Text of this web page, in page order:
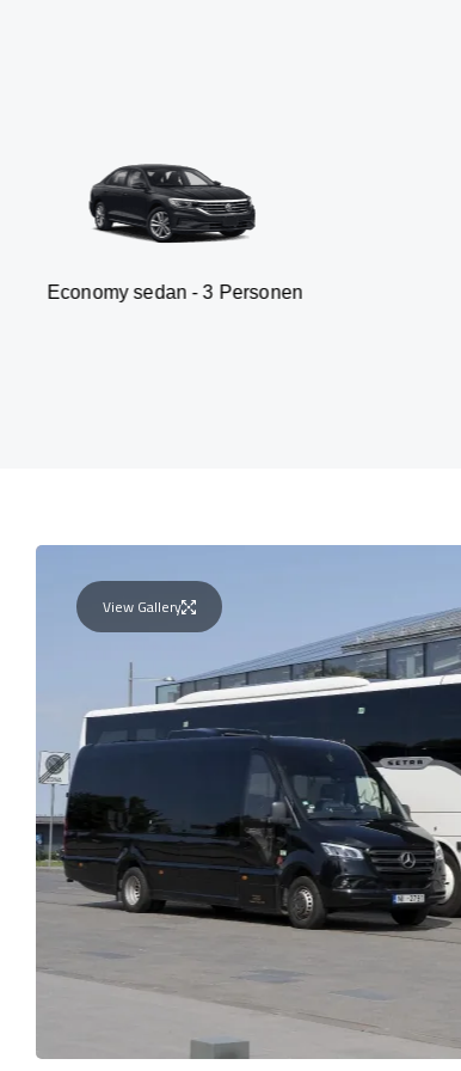
sedan - 3 Personen
View Gallery